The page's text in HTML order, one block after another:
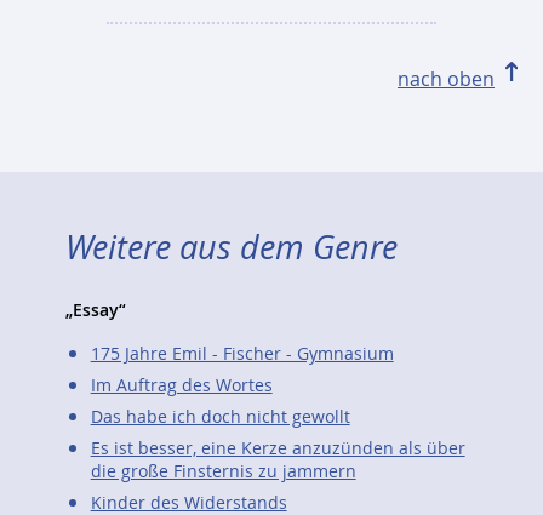
nach oben
Weitere aus dem Genre
„Essay“
175 Jahre Emil - Fischer - Gymnasium
Im Auftrag des Wortes
Das habe ich doch nicht gewollt
Es ist besser, eine Kerze anzuzünden als über
die große Finsternis zu jammern
Kinder des Widerstands